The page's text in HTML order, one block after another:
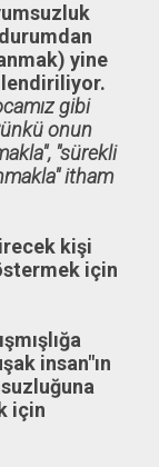
yine
gibi
onun
"sürekli
itham
kişi
için
insan"ın
için